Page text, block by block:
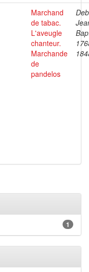
Marchand
de tabac.
L'aveugle
chanteur.
Marchande
de
pandelos
1